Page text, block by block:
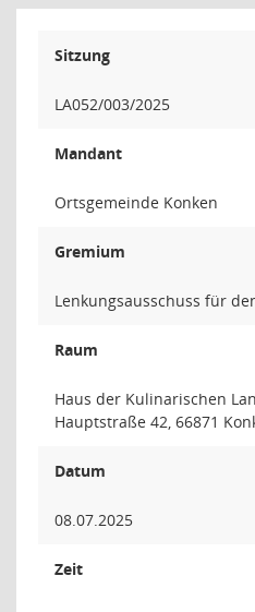
Sitzung
LA052/003/2025
Mandant
Ortsgemeinde Konken
Gremium
Lenkungsausschuss für
Raum
Haus der Kulinarischen
Hauptstraße 42, 66871
Datum
08.07.2025
Zeit